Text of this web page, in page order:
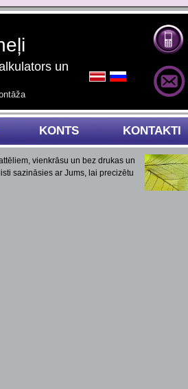
un
KONTS KONTAKTI
vienkrāsu un bez drukas un
sazināsies ar Jums, lai precizētu